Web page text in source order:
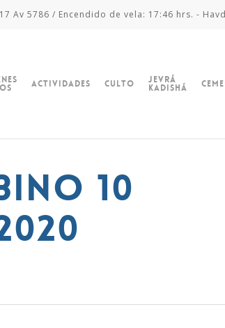
Av 5786 / Encendido de vela: 17:46 hrs. -
Actividades Culto Jevrá
Kadishá
10